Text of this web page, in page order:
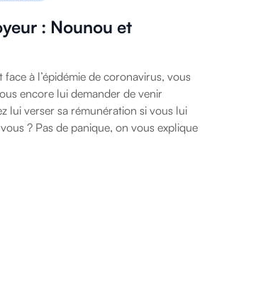
: Nounou et
à l’épidémie de coronavirus, vous
encore lui demander de venir
lui verser sa rémunération si vous lui
? Pas de panique, on vous explique